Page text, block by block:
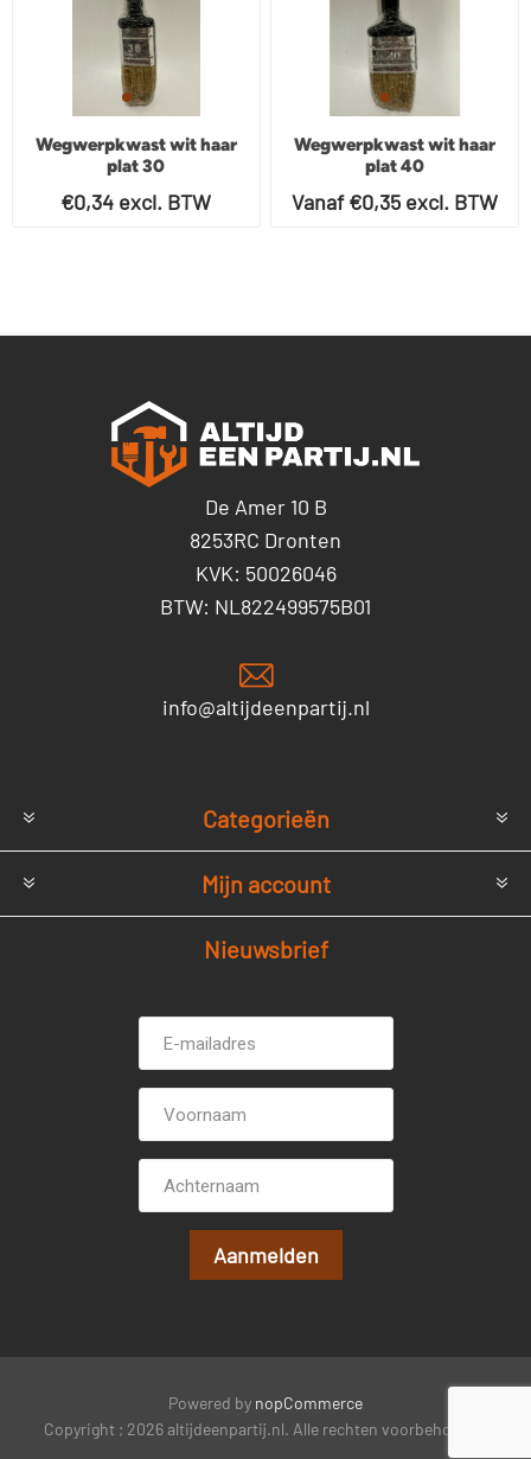
Wegwerpkwast wit haar
plat 30
€0,34 excl. BTW
Wegwerpkwast wit haar
plat 40
Vanaf €0,35 excl. BTW
De Amer 10 B
8253RC Dronten
KVK: 50026046
BTW: NL822499575B01
info@altijdeenpartij.nl
Categorieën
Mijn account
Nieuwsbrief
mailadres *
Powered by nopCommerce
Copyright ; 2026 altijdeenpartij.nl. Alle rechten voorbehouden